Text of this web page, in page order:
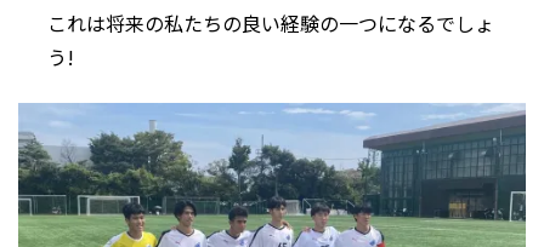
これは将来の私たちの良い経験の一つになるでしょ
う!